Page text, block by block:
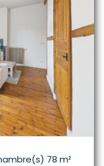
Appartement 3 pièce(s) 2 chambre(s) 78 m²